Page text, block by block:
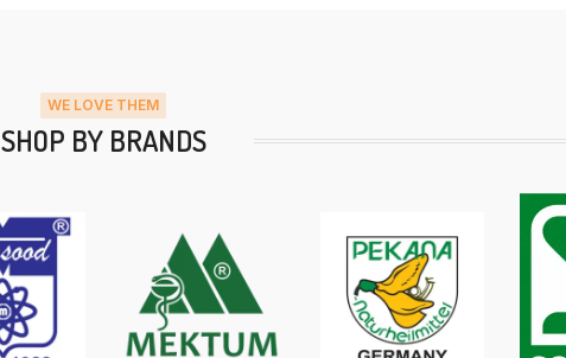
WE LOVE THEM
SHOP BY BRANDS